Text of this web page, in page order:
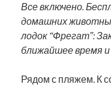
Все включено.
домашних
лодок “Фрегат”:
ближайшее время
Рядом с пляжем. К